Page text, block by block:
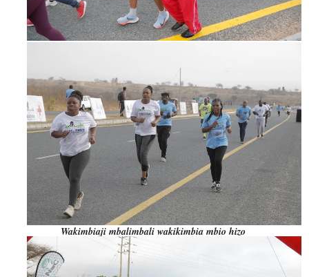
Wakimbiaji mbalimbali wakikimbia mbio hizo